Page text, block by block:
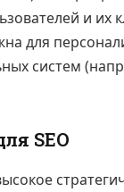
и их
для
систем
SEO